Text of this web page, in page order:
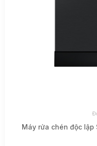
Máy rửa chén độc lập